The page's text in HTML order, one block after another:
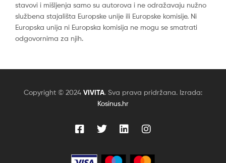
stavovi i mišljenja samo su autorova i ne odražavaju nužno
službena stajališta Europske unije ili Europske komisije. Ni
Europska unija ni Europska komisija ne mogu se smatrati
odgovornima za njih.
Copyright © 2024 VIVITA. Sva prava pridržana. Izrada:
Kosinus.hr